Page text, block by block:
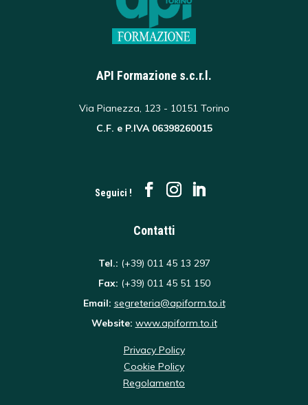
API Formazione s.c.r.l.
Via Pianezza, 123 - 10151 Torino
C.F. e P.IVA 06398260015
Seguici !
Contatti
Tel.: (+39) 011 45 13 297
Fax: (+39) 011 45 51 150
Email: segreteria@apiform.to.it
Website: www.apiform.to.it
Privacy Policy
Cookie Policy
Regolamento